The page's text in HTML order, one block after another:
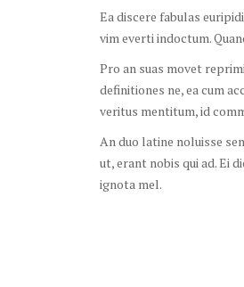
Ea discere fabulas
vim everti indoctum.
Pro an suas movet
definitiones ne, ea cum
veritus mentitum, id
An duo latine noluisse
ut, erant nobis qui ad. Ei
ignota mel.